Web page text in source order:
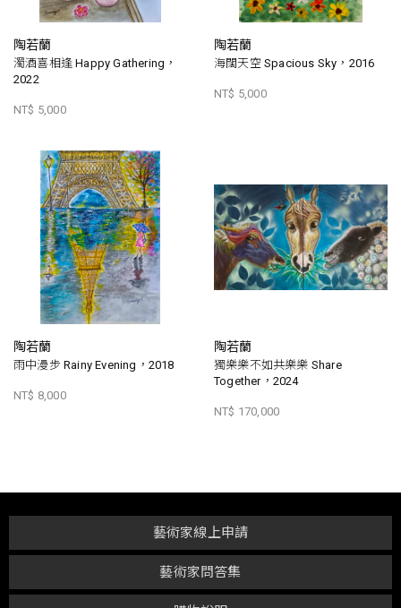
陶若蘭
濁酒喜相逢 Happy Gathering，
2022
NT$ 5,000
陶若蘭
海闊天空 Spacious Sky，2016
NT$ 5,000
陶若蘭
雨中漫步 Rainy Evening，2018
NT$ 8,000
陶若蘭
獨樂樂不如共樂樂 Share
Together，2024
NT$ 170,000
藝術家問答集
藝術家線上申請